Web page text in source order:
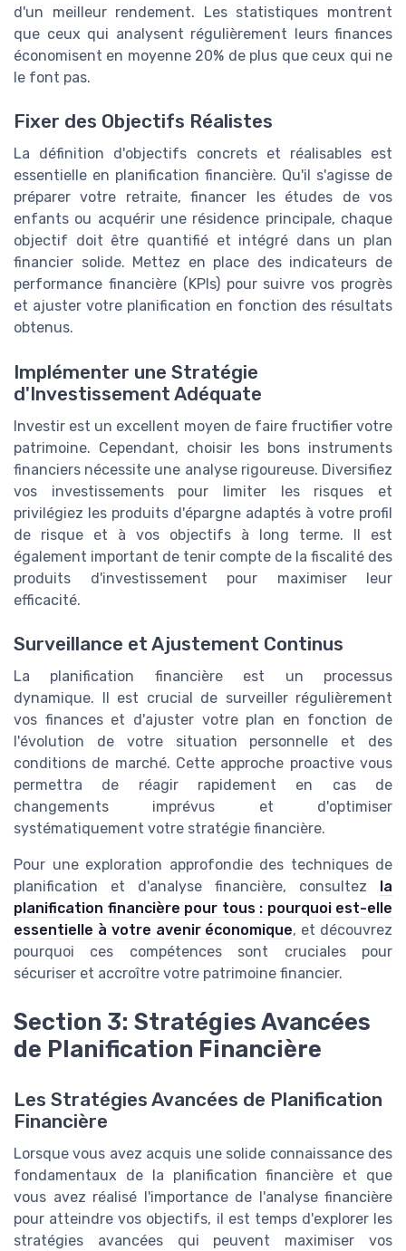
d'un meilleur rendement. Les statistiques montrent
que ceux qui analysent régulièrement leurs finances
économisent en moyenne 20% de plus que ceux qui ne
le font pas.
Fixer des Objectifs Réalistes
La définition d'objectifs concrets et réalisables est
essentielle en planification financière. Qu'il s'agisse de
préparer votre retraite, financer les études de vos
enfants ou acquérir une résidence principale, chaque
objectif doit être quantifié et intégré dans un plan
financier solide. Mettez en place des indicateurs de
performance financière (KPIs) pour suivre vos progrès
et ajuster votre planification en fonction des résultats
obtenus.
Implémenter une Stratégie
d'Investissement Adéquate
Investir est un excellent moyen de faire fructifier votre
patrimoine. Cependant, choisir les bons instruments
financiers nécessite une analyse rigoureuse. Diversifiez
vos investissements pour limiter les risques et
privilégiez les produits d'épargne adaptés à votre profil
de risque et à vos objectifs à long terme. Il est
également important de tenir compte de la fiscalité des
produits d'investissement pour maximiser leur
efficacité.
Surveillance et Ajustement Continus
La planification financière est un processus
dynamique. Il est crucial de surveiller régulièrement
vos finances et d'ajuster votre plan en fonction de
l'évolution de votre situation personnelle et des
conditions de marché. Cette approche proactive vous
permettra de réagir rapidement en cas de
changements imprévus et d'optimiser
systématiquement votre stratégie financière.
Pour une exploration approfondie des techniques de
planification et d'analyse financière, consultez la
planification financière pour tous : pourquoi est-elle
essentielle à votre avenir économique, et découvrez
pourquoi ces compétences sont cruciales pour
sécuriser et accroître votre patrimoine financier.
Section 3: Stratégies Avancées
de Planification Financière
Les Stratégies Avancées de Planification
Financière
Lorsque vous avez acquis une solide connaissance des
fondamentaux de la planification financière et que
vous avez réalisé l'importance de l'analyse financière
pour atteindre vos objectifs, il est temps d'explorer les
stratégies avancées qui peuvent maximiser vos